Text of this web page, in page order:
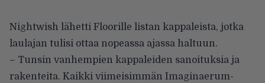
Nightwish lähetti Floorille listan kappaleista, jotka
laulajan tulisi ottaa nopeassa ajassa haltuun.
– Tunsin vanhempien kappaleiden sanoituksia ja
rakenteita. Kaikki viimeisimmän Imaginaerum-